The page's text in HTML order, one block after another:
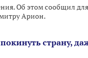
Об этом сообщил
Арион.
страну,